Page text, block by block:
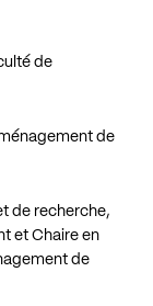
de
de
de recherche,
et Chaire en
de